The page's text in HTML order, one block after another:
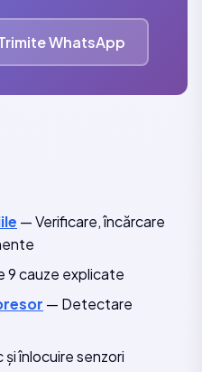
WhatsApp
— Verificare, încărcare
9 cauze explicate
— Detectare
înlocuire senzori